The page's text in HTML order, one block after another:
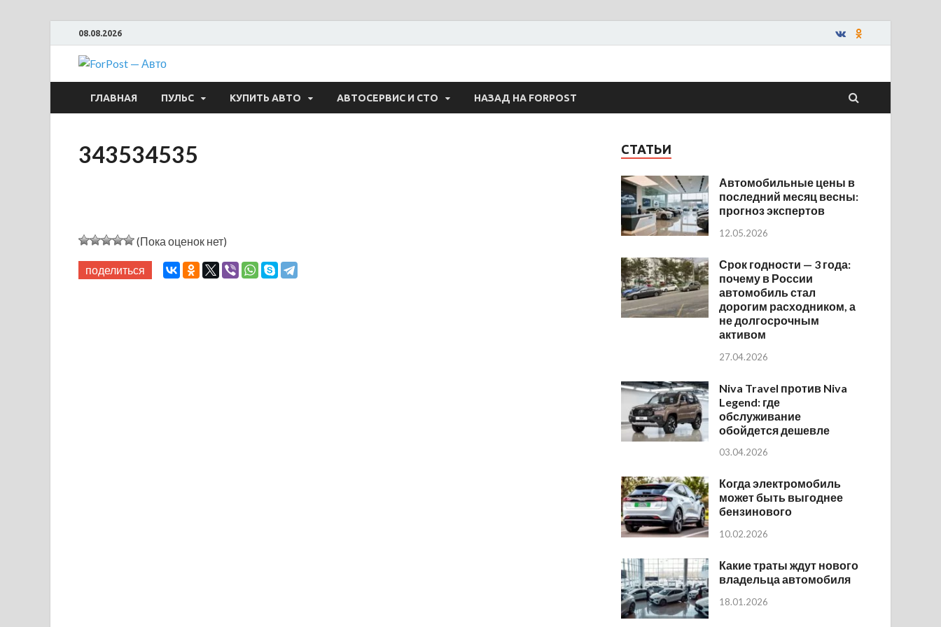
08.08.2026
ForPost — Авто
ГЛАВНАЯ ПУЛЬС КУПИТЬ АВТО АВТОСЕРВИС И СТО НАЗАД НА FORPOST
343534535
(Пока оценок нет)
поделиться
СТАТЬИ
Автомобильные цены в
последний месяц весны:
прогноз экспертов
12.05.2026
Срок годности — 3 года:
почему в России
автомобиль стал
дорогим расходником, а
не долгосрочным
активом
27.04.2026
Niva Travel против Niva
Legend: где
обслуживание
обойдется дешевле
03.04.2026
Когда электромобиль
может быть выгоднее
бензинового
10.02.2026
Какие траты ждут нового
владельца автомобиля
18.01.2026